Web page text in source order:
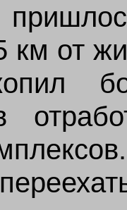
км от